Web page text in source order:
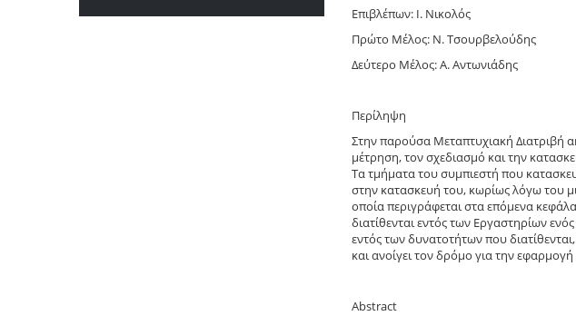
Επιβλέπων: Ι. Νικολός
Πρώτο Μέλος: Ν. Τσουρβελούδης
Δεύτερο Μέλος: Α. Αντωνιάδης
Περίληψη
Στην παρούσα Μεταπτυχιακή Διατριβή
μέτρηση, τον σχεδιασμό και την
Τα τμήματα του συμπιεστή που
στην κατασκευή του, κωρίως λόγω του
οποία περιγράφεται στα επόμενα
διατίθενται εντός των Εργαστηρίων
εντός των δυνατοτήτων που
και ανοίγει τον δρόμο για την
Abstract